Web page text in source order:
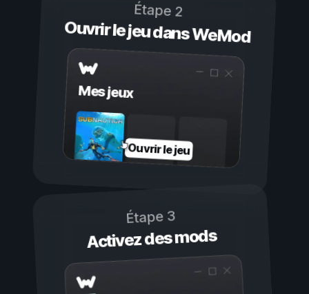
Étape 2
Ouvrir le jeu dans WeMod
Mes jeux
Ouvrir le jeu
Étape 3
Activez des mods